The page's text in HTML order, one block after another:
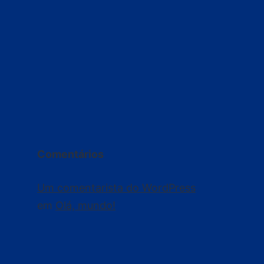
Comentários
Um comentarista do WordPress
em Olá, mundo!